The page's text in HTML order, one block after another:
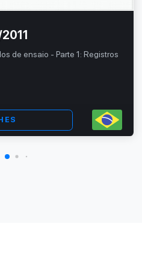
de ensaio - Parte 1: Registros